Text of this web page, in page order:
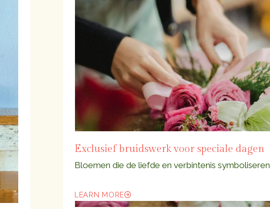
Exclusief bruidswerk voor speciale dagen
Bloemen die de liefde en verbintenis symboliseren
LEARN MORE